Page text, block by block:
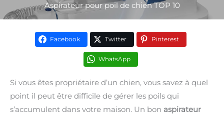
Aspirateur pour poil de chien TOP 10
Facebook Twitter Pinterest
WhatsApp
Si vous êtes propriétaire d’un chien, vous savez à quel
point il peut être difficile de gérer les poils qui
s’accumulent dans votre maison. Un bon aspirateur